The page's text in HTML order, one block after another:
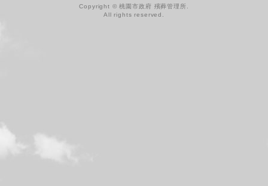
Copyright © 桃園市政府 殯葬管理所.
All rights reserved.